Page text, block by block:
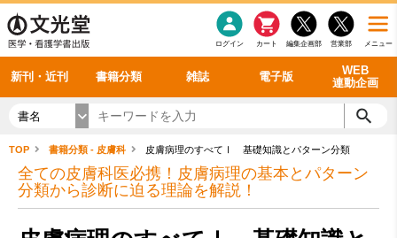
メニュー
営業部
編集企画部
カート
ログイン
新刊・近刊 書籍分類 雑誌 電子版
WEB
連動企画
感染症 老年医学
看護・介護
呼吸器
循環器
シリーズ一覧
雑誌投稿規定
理学療法
雑誌案内・年間購読 最新号 バックナンバー
電子書籍
電子雑誌
書籍「データに基づく臨床動作分析」WEB動画
書籍「眼手術学」WEB動画
書籍「神経症候学 II 改訂第二版」 WEB動画
新刊一覧
今後の発行予定
書名
TOP 書籍分類 - 皮膚科 皮膚病理のすべてⅠ 基礎知識とパターン分類
全ての皮膚科医必携！皮膚病理の基本とパターン
分類から診断に迫る理論を解説！